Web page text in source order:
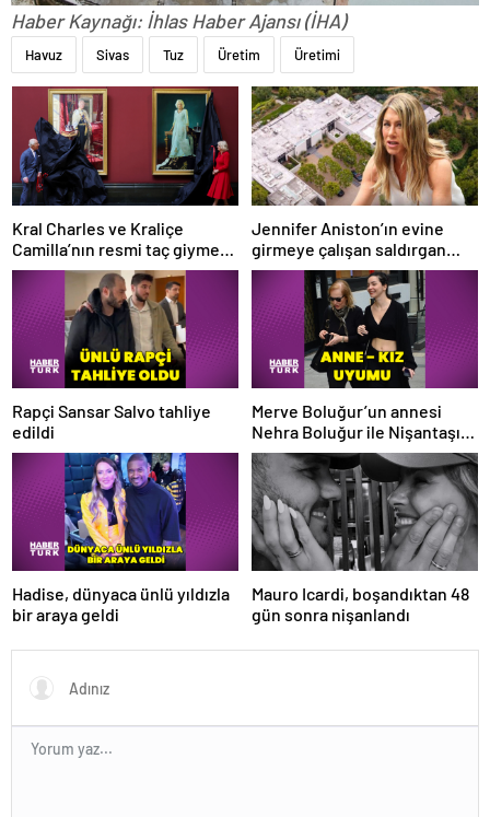
Haber Kaynağı: İhlas Haber Ajansı (İHA)
Havuz Sivas Tuz Üretim Üretimi
Kral Charles ve Kraliçe
Camilla’nın resmi taç giyme
töreni portreleri tanıtıldı
Jennifer Aniston’ın evine
girmeye çalışan saldırgan
soruşturuluyor: Takıntılı
hayran şüphesi
Rapçi Sansar Salvo tahliye
edildi
Merve Boluğur’un annesi
Nehra Boluğur ile Nişantaşı
uyumu
Hadise, dünyaca ünlü yıldızla
bir araya geldi
Mauro Icardi, boşandıktan 48
gün sonra nişanlandı